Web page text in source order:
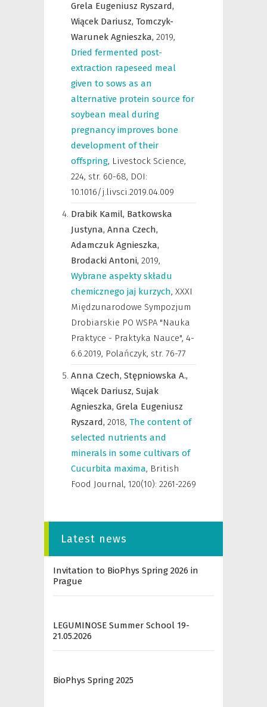
Grela Eugeniusz Ryszard,
Wiącek Dariusz, Tomczyk-
Warunek Agnieszka, 2019,
Dried fermented post-
extraction rapeseed meal
given to sows as an
alternative protein source for
soybean meal during
pregnancy improves bone
development of their
offspring, Livestock Science,
224, str. 60-68, DOI:
10.1016/j.livsci.2019.04.009
Drabik Kamil, Batkowska
Justyna, Anna Czech,
Adamczuk Agnieszka,
Brodacki Antoni, 2019,
Wybrane aspekty składu
chemicznego jaj kurzych, XXXI
Międzunarodowe Sympozjum
Drobiarskie PO WSPA "Nauka
Praktyce - Praktyka Nauce", 4-
6.6.2019, Polańczyk, str. 76-77
Anna Czech, Stępniowska A.,
Wiącek Dariusz, Sujak
Agnieszka, Grela Eugeniusz
Ryszard, 2018, The content of
selected nutrients and
minerals in some cultivars of
Cucurbita maxima, British
Food Journal, 120(10): 2261-2269
Latest news
Invitation to BioPhys Spring 2026 in
Prague
LEGUMINOSE Summer School 19-
21.05.2026
BioPhys Spring 2025